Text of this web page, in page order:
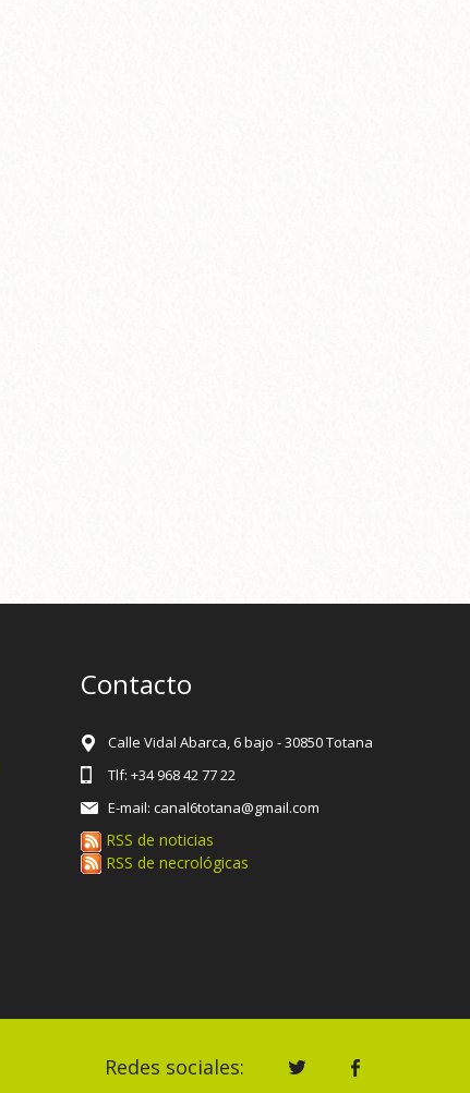
Contacto
Calle Vidal Abarca, 6 bajo - 30850 Totana
Tlf: +34 968 42 77 22
E-mail: canal6totana@gmail.com
RSS de noticias
RSS de necrológicas
Redes sociales: